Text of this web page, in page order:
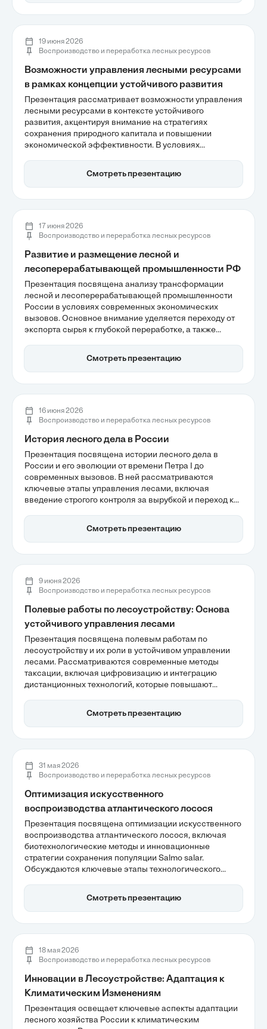
19 июня 2026
Воспроизводство и переработка лесных ресурсов
Возможности управления лесными ресурсами
в рамках концепции устойчивого развития
Презентация рассматривает возможности управления
лесными ресурсами в контексте устойчивого
развития, акцентируя внимание на стратегиях
сохранения природного капитала и повышении
экономической эффективности. В условиях
подходы к управлению, интегрируя инновационные
технологии и международные стандарты. Устойчивое
Смотреть презентацию
17 июня 2026
Воспроизводство и переработка лесных ресурсов
Развитие и размещение лесной и
лесоперерабатывающей промышленности РФ
Презентация посвящена анализу трансформации
лесной и лесоперерабатывающей промышленности
России в условиях современных экономических
вызовов. Основное внимание уделяется переходу от
экспорта сырья к глубокой переработке, а также
Важными аспектами являются модернизация
мощностей и цифровизация, которые способствуют
Смотреть презентацию
16 июня 2026
Воспроизводство и переработка лесных ресурсов
История лесного дела в России
Презентация посвящена истории лесного дела в
России и его эволюции от времени Петра I до
современных вызовов. В ней рассматриваются
ключевые этапы управления лесами, включая
введение строгого контроля за вырубкой и переход к
акцентируется внимание на значении лесного фонда
страны как глобального экологического актива и его
Смотреть презентацию
9 июня 2026
Воспроизводство и переработка лесных ресурсов
Полевые работы по лесоустройству: Основа
устойчивого управления лесами
Презентация посвящена полевым работам по
лесоустройству и их роли в устойчивом управлении
лесами. Рассматриваются современные методы
таксации, включая цифровизацию и интеграцию
дистанционных технологий, которые повышают
акцентируется внимание на необходимости
многофакторного анализа для сохранения
Смотреть презентацию
31 мая 2026
Воспроизводство и переработка лесных ресурсов
Оптимизация искусственного
воспроизводства атлантического лосося
Презентация посвящена оптимизации искусственного
воспроизводства атлантического лосося, включая
биотехнологические методы и инновационные
стратегии сохранения популяции Salmo salar.
Обсуждаются ключевые этапы технологического
молоди, а также важность контроля условий
инкубации для минимизации потерь. Актуальные
Смотреть презентацию
18 мая 2026
Воспроизводство и переработка лесных ресурсов
Инновации в Лесоустройстве: Адаптация к
Климатическим Изменениям
Презентация освещает ключевые аспекты адаптации
лесного хозяйства России к климатическим